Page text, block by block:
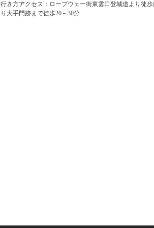
行き方アクセス：ロープウェー街東雲口登城道より徒
り大手門跡まで徒歩20～30分